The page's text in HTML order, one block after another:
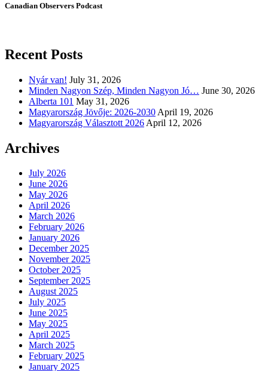
Canadian Observers Podcast
Recent Posts
Nyár van! July 31, 2026
Minden Nagyon Szép, Minden Nagyon Jó… June 30, 2026
Alberta 101 May 31, 2026
Magyarország Jövője: 2026-2030 April 19, 2026
Magyarország Választott 2026 April 12, 2026
Archives
July 2026
June 2026
May 2026
April 2026
March 2026
February 2026
January 2026
December 2025
November 2025
October 2025
September 2025
August 2025
July 2025
June 2025
May 2025
April 2025
March 2025
February 2025
January 2025